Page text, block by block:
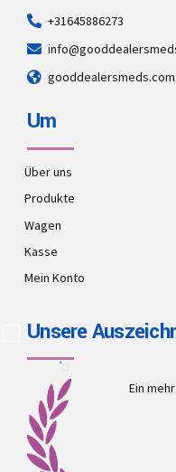
+31645886273
gooddealersmeds.com
Um
Über uns
Produkte
Wagen
Kasse
Mein Konto
Unsere
Ein